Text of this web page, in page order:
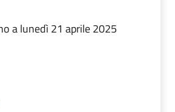
a lunedì 21 aprile 2025